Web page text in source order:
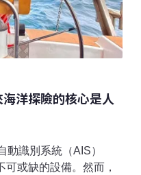
動識別系統（AIS）
或缺的設備。然而，